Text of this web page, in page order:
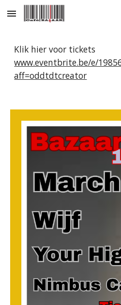
Skip to main content
Klik hier voor tickets
www.eventbrite.be/e/
aff=oddtdtcreator